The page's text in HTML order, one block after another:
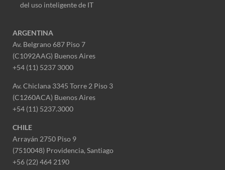
del uso inteligente de IT
ARGENTINA
Av. Belgrano 687 Piso 7
(C1092AAG) Buenos Aires
+54 (11) 5237 3000
Av. Chiclana 3345 Torre 2 Piso 3
(C1260ACA) Buenos Aires
+54 (11) 5237.3000
CHILE
Arrayán 2750 Piso 9
(7510048) Providencia, Santiago
+56 (22) 464 2190